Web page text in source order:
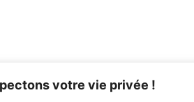
votre vie privée !